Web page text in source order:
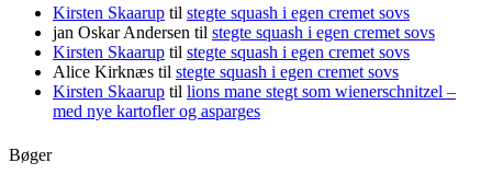
Kirsten Skaarup til stegte squash i egen cremet sovs
jan Oskar Andersen til stegte squash i egen cremet sovs
Kirsten Skaarup til stegte squash i egen cremet sovs
Alice Kirknæs til stegte squash i egen cremet sovs
Kirsten Skaarup til lions mane stegt som wienerschnitzel –
med nye kartofler og asparges
Bøger